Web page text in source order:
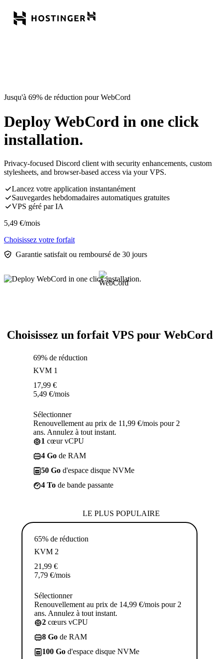
Jusqu'à 69% de réduction pour WebCord
Deploy WebCord in one click
installation.
Privacy-focused Discord client with security enhancements, custom
stylesheets, and browser-based access via your VPS.
Lancez votre application instantanément
Sauvegardes hebdomadaires automatiques gratuites
VPS géré par IA
5,49 €/mois
Choisissez votre forfait
Garantie satisfait ou remboursé de 30 jours
Choisissez un forfait VPS pour WebCord
69% de réduction
KVM 1
17,99 €
5,49 €/mois
Sélectionner
Renouvellement au prix de 11,99 €/mois pour 2
ans. Annulez à tout instant.
1 cœur vCPU
4 Go de RAM
50 Go d'espace disque NVMe
4 To de bande passante
LE PLUS POPULAIRE
65% de réduction
KVM 2
21,99 €
7,79 €/mois
Sélectionner
Renouvellement au prix de 14,99 €/mois pour 2
ans. Annulez à tout instant.
2 cœurs vCPU
8 Go de RAM
100 Go d'espace disque NVMe